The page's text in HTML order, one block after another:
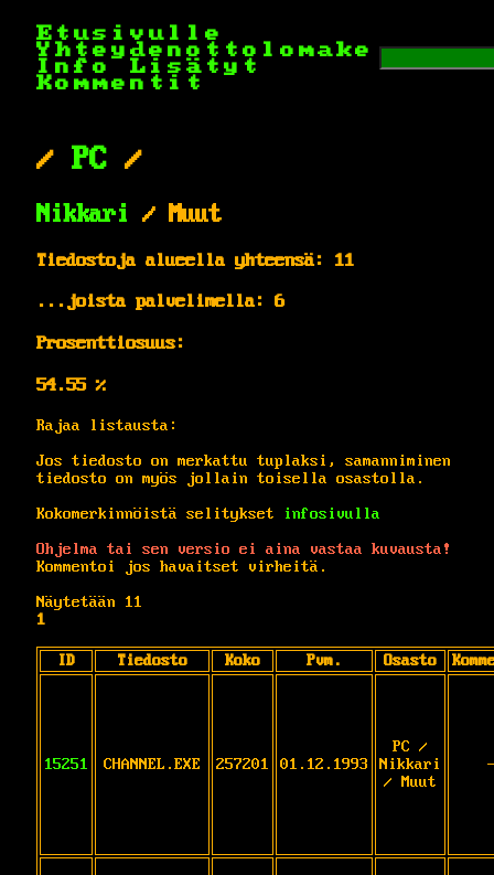
Etusivulle
Yhteydenottolomake
Info
Lisätyt
Kommentit
/ PC /
Nikkari / Muut
Tiedostoja alueella yhteensä: 11
...joista palvelimella: 6
Prosenttiosuus:
54.55 %
Rajaa listausta:
Jos tiedosto on merkattu tuplaksi, samanniminen
tiedosto on myös jollain toisella osastolla.
Kokomerkinnöistä selitykset
infosivulla
Ohjelma tai sen versio ei aina vastaa kuvausta!
Kommentoi jos havaitset virheitä.
Näytetään 11
1
ID Tiedosto Koko Pvm. Osasto
15251 CHANNEL.EXE 257201 01.12.1993
PC /
Nikkari
/ Muut